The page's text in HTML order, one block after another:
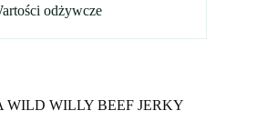
odżywcze
WILD WILLY BEEF JERKY